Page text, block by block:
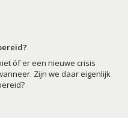
óf er een nieuwe crisis
Zijn we daar eigenlijk